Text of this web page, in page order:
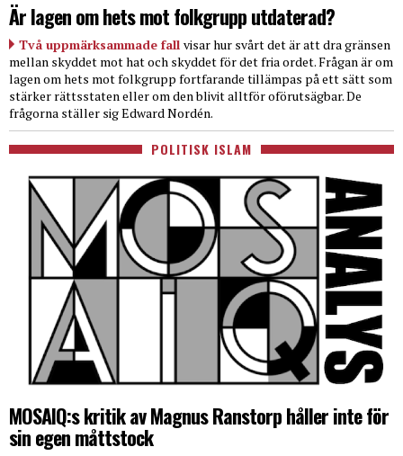
Är lagen om hets mot folkgrupp utdaterad?
Två uppmärksammade fall visar hur svårt det är att dra gränsen
mellan skyddet mot hat och skyddet för det fria ordet. Frågan är om
lagen om hets mot folkgrupp fortfarande tillämpas på ett sätt som
stärker rättsstaten eller om den blivit alltför oförutsägbar. De
frågorna ställer sig Edward Nordén.
POLITISK ISLAM
MOSAIQ:s kritik av Magnus Ranstorp håller inte för
sin egen måttstock